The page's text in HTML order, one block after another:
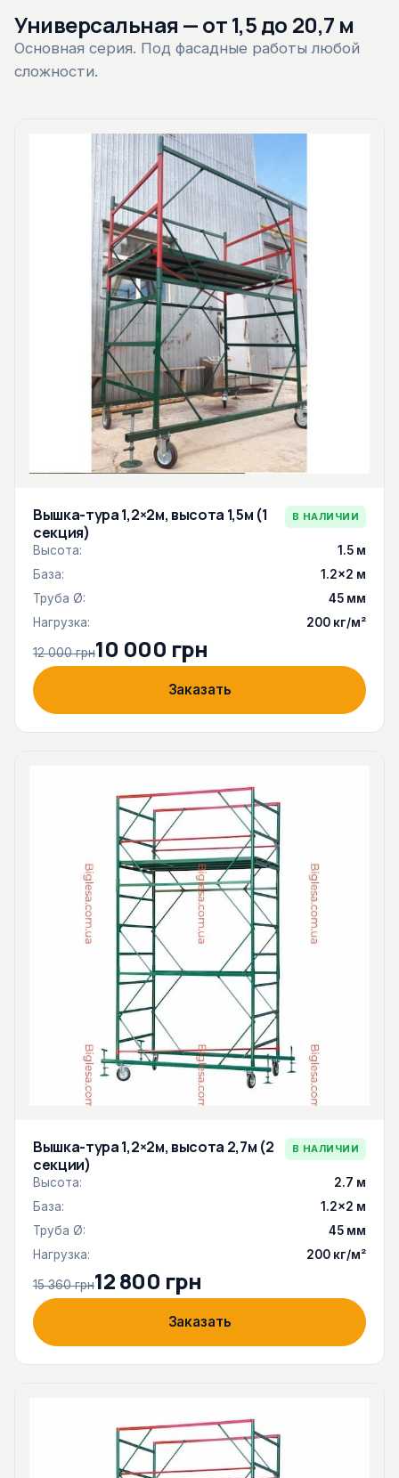
Универсальная — от 1,5 до 20,7 м
Основная серия. Под фасадные работы любой
сложности.
Вышка-тура 1,2×2м, высота 1,5м (1
секция)
В НАЛИЧИИ
Высота:
1.5 м
База:
1.2×2 м
Труба Ø:
45 мм
Нагрузка:
200 кг/м²
12 000 грн10 000 грн
Заказать
Вышка-тура 1,2×2м, высота 2,7м (2
секции)
В НАЛИЧИИ
Высота:
2.7 м
База:
1.2×2 м
Труба Ø:
45 мм
Нагрузка:
200 кг/м²
15 360 грн12 800 грн
Заказать